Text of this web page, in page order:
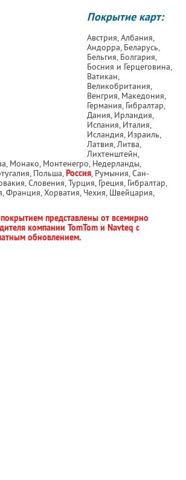
Покрытие карт:
Австрия, Албания,
Андорра, Беларусь,
Бельгия, Болгария,
Босния и Герцеговина,
Ватикан,
Великобритания,
Венгрия, Македония,
Германия, Гибралтар,
Дания, Ирландия,
Испания, Италия,
Исландия, Израиль,
Латвия, Литва,
Лихтенштейн,
Монако, Монтенегро, Недерланды,
Польша,Россия, Румыния, Сан-
Словения, Турция, Греция, Гибралтар,
Франция, Хорватия, Чехия, Швейцария,
представлены от всемирно
компании TomTom и Navteq с
обновлением.